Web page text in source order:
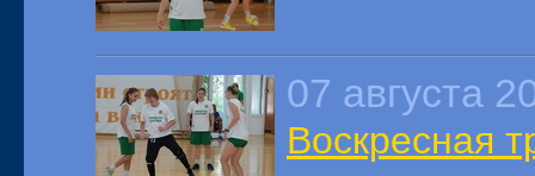
07 августа
Воскресная